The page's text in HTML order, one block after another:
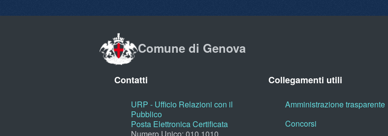
Comune di Genova
Contatti
URP - Ufficio Relazioni con il
Pubblico
Posta Elettronica Certificata
Numero Unico: 010.1010
Collegamenti utili
Amministrazione trasparente
Concorsi